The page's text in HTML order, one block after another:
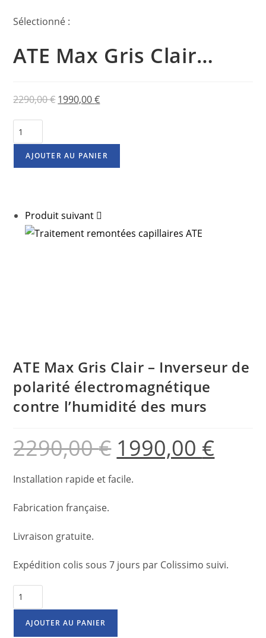
Sélectionné :
ATE Max Gris Clair…
2290,00€ 1990,00€
AJOUTER AU PANIER
Produit suivant
ATE Max Gris Clair – Inverseur de
polarité électromagnétique
contre l’humidité des murs
2290,00€ 1990,00 €
Installation rapide et facile.
Fabrication française.
Livraison gratuite.
Expédition colis sous 7 jours par Colissimo suivi.
AJOUTER AU PANIER